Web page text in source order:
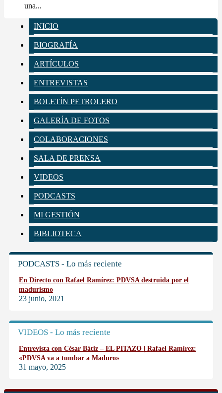
una...
INICIO
BIOGRAFÍA
ARTÍCULOS
ENTREVISTAS
BOLETÍN PETROLERO
GALERÍA DE FOTOS
COLABORACIONES
SALA DE PRENSA
VIDEOS
PODCASTS
MI GESTIÓN
BIBLIOTECA
PODCASTS - Lo más reciente
En Directo con Rafael Ramírez: PDVSA destruida por el
madurismo
23 junio, 2021
VIDEOS - Lo más reciente
Entrevista con César Bátiz – EL PITAZO | Rafael Ramírez:
«PDVSA va a tumbar a Maduro»
31 mayo, 2025